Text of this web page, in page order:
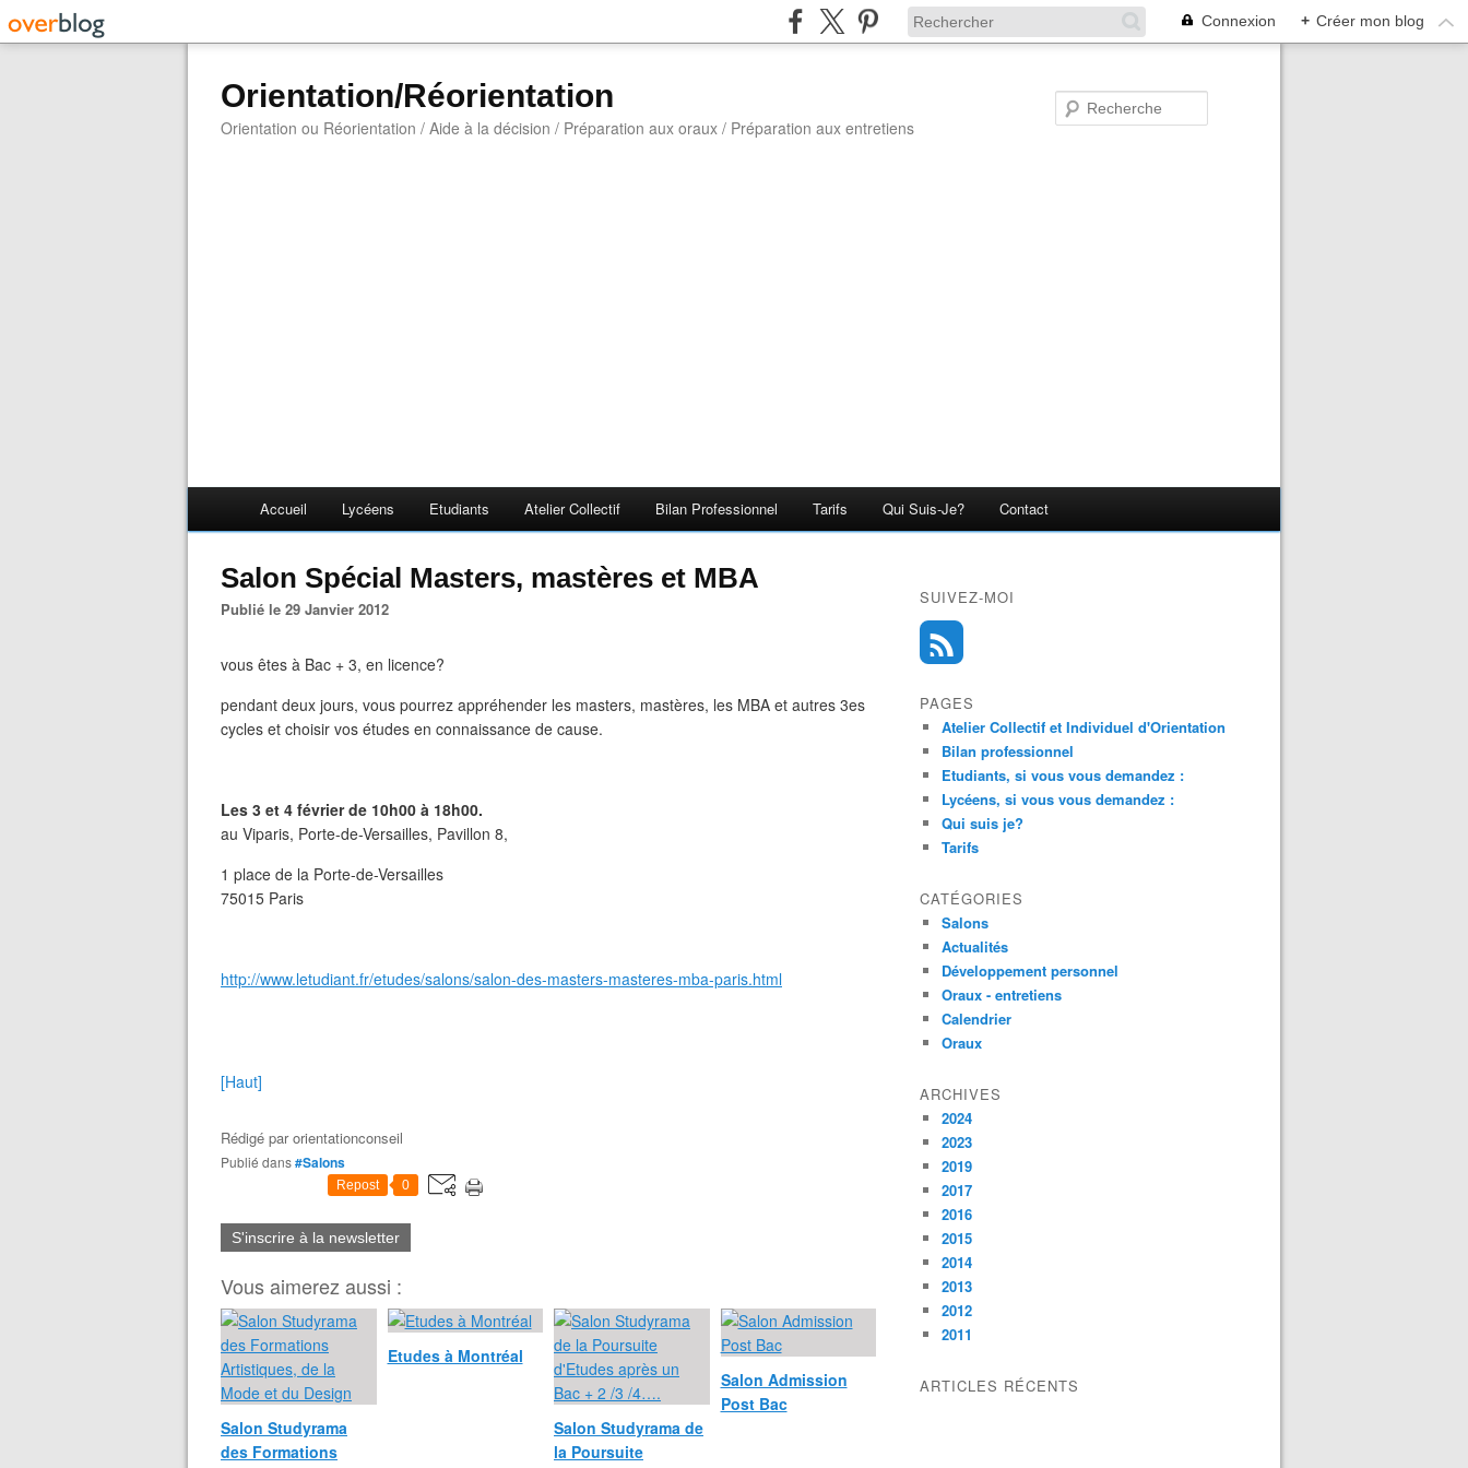
Connexion + Créer mon blog
Orientation/Réorientation
Orientation ou Réorientation / Aide à la décision / Préparation aux oraux / Préparation aux entretiens
Accueil Lycéens Etudiants Atelier Collectif Bilan Professionnel Tarifs Qui Suis-Je? Contact
Salon Spécial Masters, mastères et MBA
Publié le 29 Janvier 2012
vous êtes à Bac + 3, en licence?
pendant deux jours, vous pourrez appréhender les masters, mastères, les MBA et autres 3es
cycles et choisir vos études en connaissance de cause.
Les 3 et 4 février de 10h00 à 18h00.
au Viparis, Porte-de-Versailles, Pavillon 8,
1 place de la Porte-de-Versailles
75015 Paris
http://www.letudiant.fr/etudes/salons/salon-des-masters-masteres-mba-paris.html
[Haut]
Rédigé parorientationconseil
Publié dans#Salons
Repost 0
S'inscrire à la newsletter
Vous aimerez aussi :
Salon Studyrama
des Formations
Etudes à Montréal
Salon Studyrama de
la Poursuite
Salon Admission
Post Bac
SUIVEZ-MOI
PAGES
Atelier Collectif et Individuel d'Orientation
Bilan professionnel
Etudiants, si vous vous demandez :
Lycéens, si vous vous demandez :
Qui suis je?
Tarifs
CATÉGORIES
Salons
Actualités
Développement personnel
Oraux - entretiens
Calendrier
Oraux
ARCHIVES
2024
2023
2019
2017
2016
2015
2014
2013
2012
2011
ARTICLES RÉCENTS